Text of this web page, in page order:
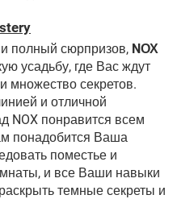
полный сюрпризов, NОХ
усадьбу, где Вас ждут
множество секретов.
и отличной
NOX понравится всем
понадобится Ваша
поместье и
и все Ваши навыки
темные секреты и